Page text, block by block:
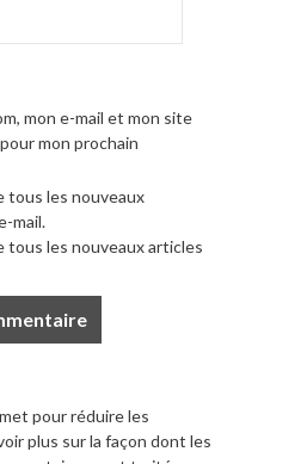
mon e-mail et mon site
mon prochain
tous les nouveaux
mail.
tous les nouveaux articles
pour réduire les
plus sur la façon dont les